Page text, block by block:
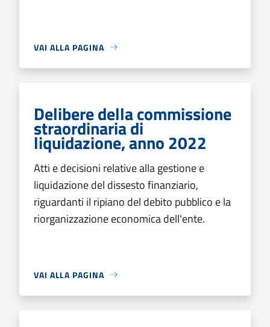
VAI ALLA PAGINA
Delibere della commissione
straordinaria di
liquidazione, anno 2022
Atti e decisioni relative alla gestione e
liquidazione del dissesto finanziario,
riguardanti il ripiano del debito pubblico e la
riorganizzazione economica dell'ente.
VAI ALLA PAGINA